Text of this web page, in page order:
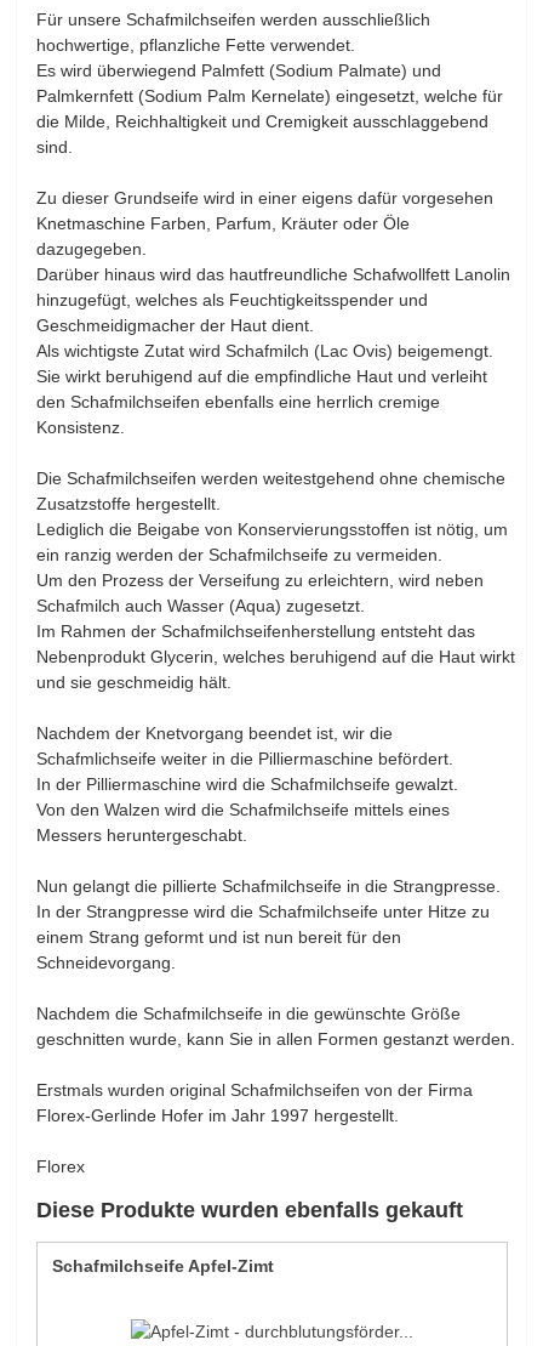
Für unsere Schafmilchseifen werden ausschließlich
hochwertige, pflanzliche Fette verwendet.
Es wird überwiegend Palmfett (Sodium Palmate) und
Palmkernfett (Sodium Palm Kernelate) eingesetzt, welche für
die Milde, Reichhaltigkeit und Cremigkeit ausschlaggebend
sind.
Zu dieser Grundseife wird in einer eigens dafür vorgesehen
Knetmaschine Farben, Parfum, Kräuter oder Öle
dazugegeben.
Darüber hinaus wird das hautfreundliche Schafwollfett Lanolin
hinzugefügt, welches als Feuchtigkeitsspender und
Geschmeidigmacher der Haut dient.
Als wichtigste Zutat wird Schafmilch (Lac Ovis) beigemengt.
Sie wirkt beruhigend auf die empfindliche Haut und verleiht
den Schafmilchseifen ebenfalls eine herrlich cremige
Konsistenz.
Die Schafmilchseifen werden weitestgehend ohne chemische
Zusatzstoffe hergestellt.
Lediglich die Beigabe von Konservierungsstoffen ist nötig, um
ein ranzig werden der Schafmilchseife zu vermeiden.
Um den Prozess der Verseifung zu erleichtern, wird neben
Schafmilch auch Wasser (Aqua) zugesetzt.
Im Rahmen der Schafmilchseifenherstellung entsteht das
Nebenprodukt Glycerin, welches beruhigend auf die Haut wirkt
und sie geschmeidig hält.
Nachdem der Knetvorgang beendet ist, wir die
Schafmlichseife weiter in die Pilliermaschine befördert.
In der Pilliermaschine wird die Schafmilchseife gewalzt.
Von den Walzen wird die Schafmilchseife mittels eines
Messers heruntergeschabt.
Nun gelangt die pillierte Schafmilchseife in die Strangpresse.
In der Strangpresse wird die Schafmilchseife unter Hitze zu
einem Strang geformt und ist nun bereit für den
Schneidevorgang.
Nachdem die Schafmilchseife in die gewünschte Größe
geschnitten wurde, kann Sie in allen Formen gestanzt werden.
Erstmals wurden original Schafmilchseifen von der Firma
Florex-Gerlinde Hofer im Jahr 1997 hergestellt.
Florex
Diese Produkte wurden ebenfalls gekauft
Schafmilchseife Apfel-Zimt